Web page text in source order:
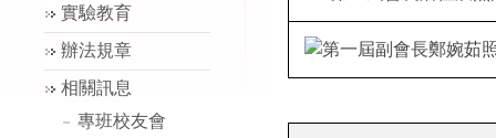
實驗教育
辦法規章
相關訊息
專班校友會